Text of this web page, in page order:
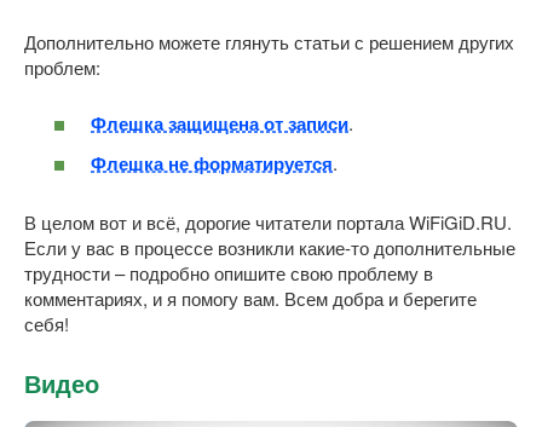
Дополнительно можете глянуть статьи с решением других
проблем:
Флешка защищена от записи.
Флешка не форматируется.
В целом вот и всё, дорогие читатели портала WiFiGiD.RU.
Если у вас в процессе возникли какие-то дополнительные
трудности – подробно опишите свою проблему в
комментариях, и я помогу вам. Всем добра и берегите
себя!
Видео